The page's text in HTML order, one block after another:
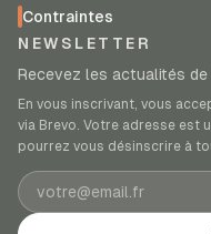
Contraintes
NEWSLETTER
Recevez les actualités de
En vous inscrivant, vous
via Brevo. Votre adresse est
pourrez vous désinscrire à
Adresse e-mail